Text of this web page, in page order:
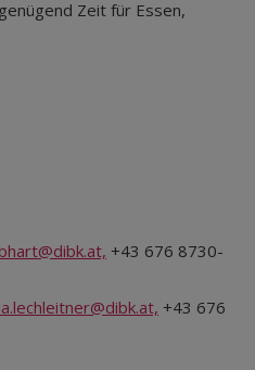
Zeit für Essen,
+43 676 8730-
+43 676